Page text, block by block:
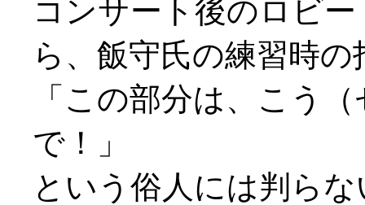
コンサート後のロビ
ら、飯守氏の練習時
「この部分は、こう
で！」
という俗人には判ら